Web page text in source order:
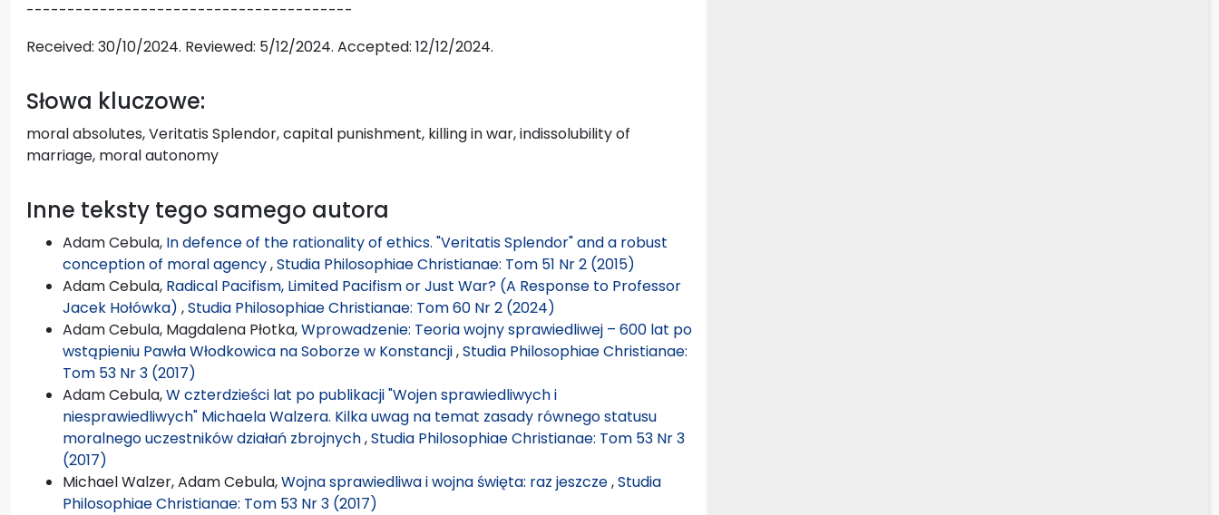
----------------------------------------
Received: 30/10/2024. Reviewed: 5/12/2024. Accepted: 12/12/2024.
Słowa kluczowe:
moral absolutes, Veritatis Splendor, capital punishment, killing in war, indissolubility of
marriage, moral autonomy
Inne teksty tego samego autora
Adam Cebula, In defence of the rationality of ethics. "Veritatis Splendor" and a robust
conception of moral agency,Studia Philosophiae Christianae: Tom 51 Nr 2 (2015)
Adam Cebula, Radical Pacifism, Limited Pacifism or Just War? (A Response to Professor
Jacek Hołówka) ,Studia Philosophiae Christianae: Tom 60 Nr 2 (2024)
Adam Cebula, Magdalena Płotka,Wprowadzenie: Teoria wojny sprawiedliwej – 600 lat po
wstąpieniu Pawła Włodkowica na Soborze w Konstancji,Studia Philosophiae Christianae:
Tom 53 Nr 3 (2017)
Adam Cebula,W czterdzieści lat po publikacji "Wojen sprawiedliwych i
niesprawiedliwych" Michaela Walzera. Kilka uwag na temat zasady równego statusu
moralnego uczestników działań zbrojnych,Studia Philosophiae Christianae: Tom 53 Nr 3
(2017)
Michael Walzer, Adam Cebula,Wojna sprawiedliwa i wojna święta: raz jeszcze,Studia
Philosophiae Christianae: Tom 53 Nr 3 (2017)